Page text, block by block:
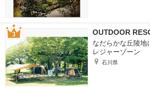
OUTDOOR
なだらかな丘陵地
レジャーゾーン
石川県